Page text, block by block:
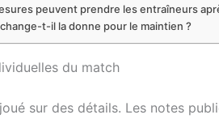
peuvent prendre les entraîneurs
t-il la donne pour le maintien ?
du match
joué sur des détails. Les notes